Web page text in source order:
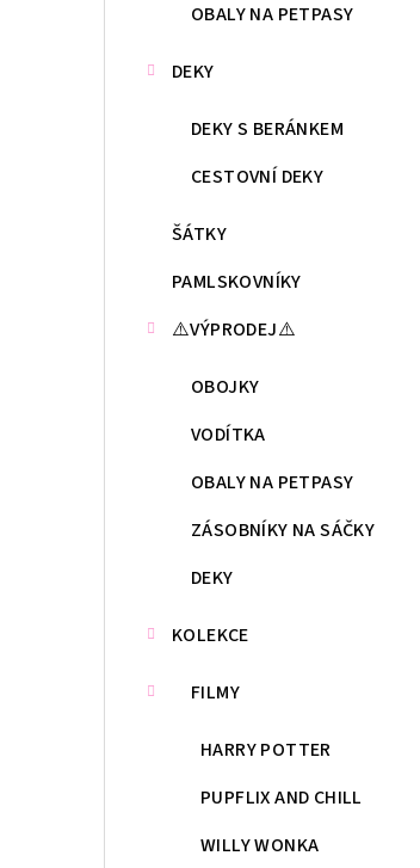
OBALY NA PETPASY
DEKY
DEKY S BERÁNKEM
CESTOVNÍ DEKY
ŠÁTKY
PAMLSKOVNÍKY
⚠️VÝPRODEJ⚠️
OBOJKY
VODÍTKA
OBALY NA PETPASY
ZÁSOBNÍKY NA SÁČKY
DEKY
KOLEKCE
FILMY
HARRY POTTER
PUPFLIX AND CHILL
WILLY WONKA